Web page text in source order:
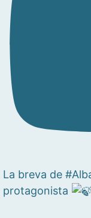
La breva de
protagonista